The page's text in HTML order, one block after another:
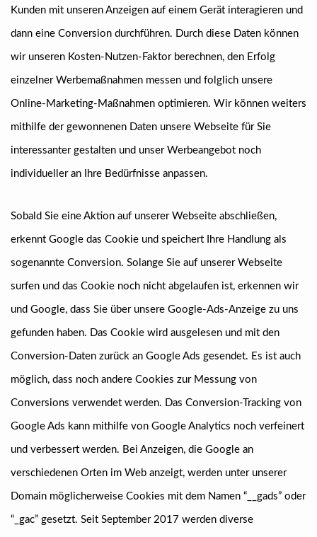
Kunden mit unseren Anzeigen auf einem Gerät interagieren und
dann eine Conversion durchführen. Durch diese Daten können
wir unseren Kosten-Nutzen-Faktor berechnen, den Erfolg
einzelner Werbemaßnahmen messen und folglich unsere
Online-Marketing-Maßnahmen optimieren. Wir können weiters
mithilfe der gewonnenen Daten unsere Webseite für Sie
interessanter gestalten und unser Werbeangebot noch
individueller an Ihre Bedürfnisse anpassen.
Sobald Sie eine Aktion auf unserer Webseite abschließen,
erkennt Google das Cookie und speichert Ihre Handlung als
sogenannte Conversion. Solange Sie auf unserer Webseite
surfen und das Cookie noch nicht abgelaufen ist, erkennen wir
und Google, dass Sie über unsere Google-Ads-Anzeige zu uns
gefunden haben. Das Cookie wird ausgelesen und mit den
Conversion-Daten zurück an Google Ads gesendet. Es ist auch
möglich, dass noch andere Cookies zur Messung von
Conversions verwendet werden. Das Conversion-Tracking von
Google Ads kann mithilfe von Google Analytics noch verfeinert
und verbessert werden. Bei Anzeigen, die Google an
verschiedenen Orten im Web anzeigt, werden unter unserer
Domain möglicherweise Cookies mit dem Namen “__gads” oder
“_gac” gesetzt. Seit September 2017 werden diverse